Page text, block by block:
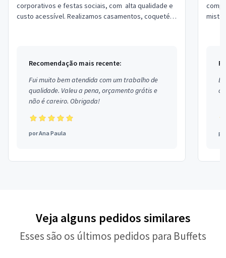
corporativos e festas sociais, com alta qualidade e
custo acessível. Realizamos casamentos, coquetéis,
Recomendação mais recente:
Fui muito bem atendida com um trabalho de
qualidade. Valeu a pena, orçamento grátis e
não é careiro. Obrigada!
porAna Paula
Veja alguns pedidos similares
Esses são os últimos pedidos para Buffets